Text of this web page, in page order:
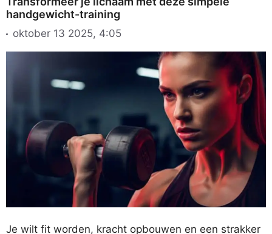
handgewicht-training
oktober 13 2025, 4:05
Je wilt fit worden, kracht opbouwen en een strakker